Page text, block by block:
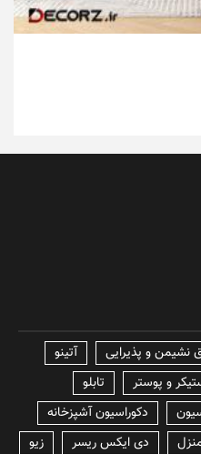
آتینو
و پوستر
تابلو
دکوراسیون آشپزخانه
دی ایکس ریسر
زیو